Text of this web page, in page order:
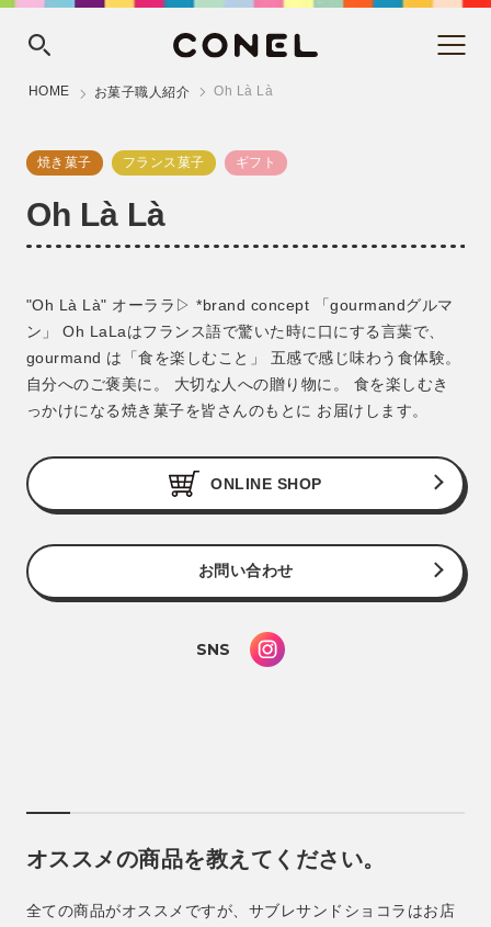
HOME お菓子職人紹介 Oh Là Là
焼き菓子 フランス菓子 ギフト
Oh Là Là
"Oh Là Là" オーララ▷ *brand concept 「gourmandグルマ
ン」 Oh LaLaはフランス語で驚いた時に口にする言葉で、
gourmand は「食を楽しむこと」 五感で感じ味わう食体験。
自分へのご褒美に。 大切な人への贈り物に。 食を楽しむき
っかけになる焼き菓子を皆さんのもとに お届けします。
ONLINE SHOP
お問い合わせ
SNS
オススメの商品を教えてください。
全ての商品がオススメですが、サブレサンドショコラはお店